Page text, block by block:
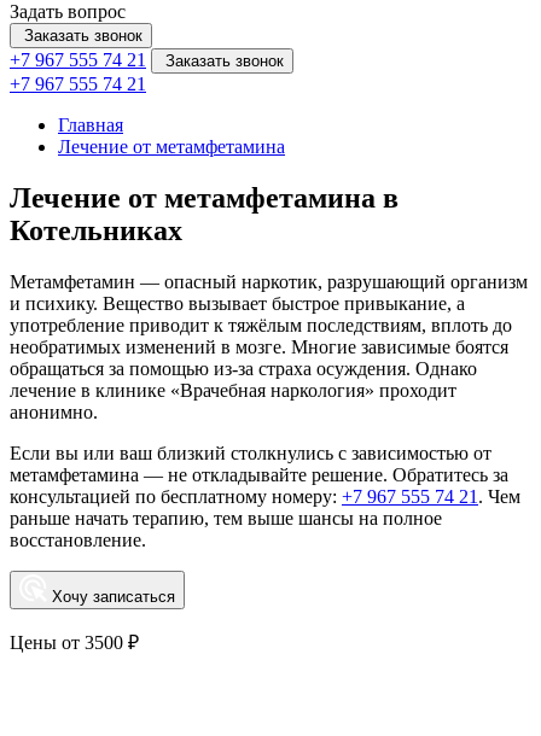
Задать вопрос
Заказать звонок
+7 967 555 74 21 Заказать звонок
+7 967 555 74 21
Главная
Лечение от метамфетамина
Лечение от метамфетамина в
Котельниках
Метамфетамин — опасный наркотик, разрушающий организм
и психику. Вещество вызывает быстрое привыкание, а
употребление приводит к тяжёлым последствиям, вплоть до
необратимых изменений в мозге. Многие зависимые боятся
обращаться за помощью из-за страха осуждения. Однако
лечение в клинике «Врачебная наркология» проходит
анонимно.
Если вы или ваш близкий столкнулись с зависимостью от
метамфетамина — не откладывайте решение. Обратитесь за
консультацией по бесплатному номеру: +7 967 555 74 21 . Чем
раньше начать терапию, тем выше шансы на полное
восстановление.
Хочу записаться
Цены от 3500 ₽